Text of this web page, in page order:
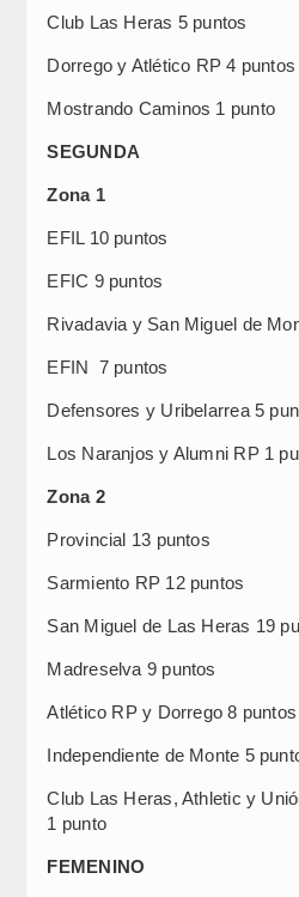
Club Las Heras 5 puntos
Dorrego y Atlético RP 4 puntos
Mostrando Caminos 1 punto
SEGUNDA
Zona 1
EFIL 10 puntos
EFIC 9 puntos
Rivadavia y San Miguel de
EFIN 7 puntos
Defensores y Uribelarrea 5
Los Naranjos y Alumni RP 1
Zona 2
Provincial 13 puntos
Sarmiento RP 12 puntos
San Miguel de Las Heras 19
Madreselva 9 puntos
Atlético RP y Dorrego 8 puntos
Independiente de Monte 5
Club Las Heras, Athletic y
1 punto
FEMENINO